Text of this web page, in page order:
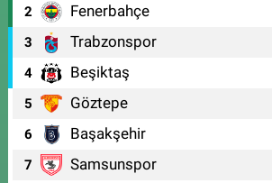
2 Fenerbahçe
3 Trabzonspor
4 Beşiktaş
5 Göztepe
6 Başakşehir
7 Samsunspor